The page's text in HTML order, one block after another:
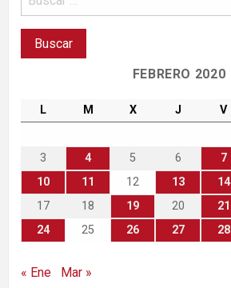
FEBRERO 2020
L M X J V
3
4 5 6 7
10
11 12 13 14
17
18 19 20 21
24
25 26 27 28
« Ene Mar »